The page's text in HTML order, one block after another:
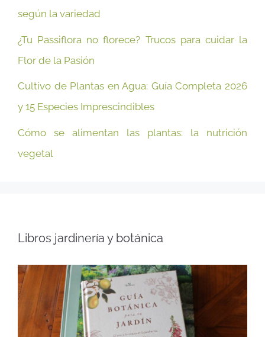
según la variedad
¿Tu Passiflora no florece? Trucos para cuidar la
Flor de la Pasión
Cultivo de Plantas en Agua: Guía Completa 2026
y 15 Especies Imprescindibles
Cómo se alimentan las plantas: la nutrición
vegetal
Libros jardinería y botánica